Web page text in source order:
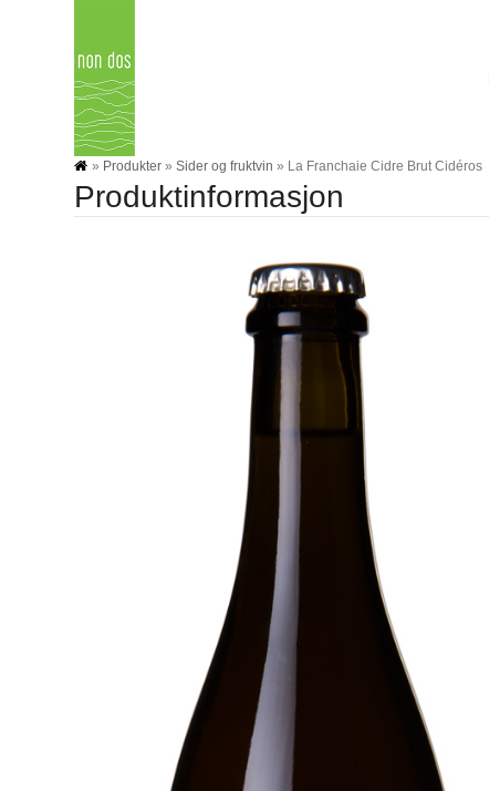
» Produkter »Sider og fruktvin » La Franchaie Cidre Brut Cidéros
Produktinformasjon